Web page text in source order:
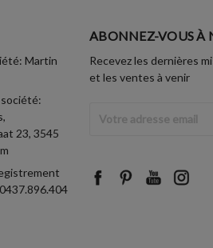
Martin
23, 3545
ABONNEZ-VOUS À
Recevez les dernières
et les ventes à venir
Email